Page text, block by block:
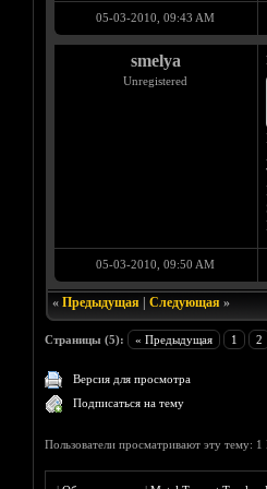
05-03-2010, 09:43 AM
smelya
Unregistered
05-03-2010, 09:50 AM
« Предыдущая| Следующая»
Страницы (5): « Предыдущая 1 2
Версия для просмотра
Подписаться на тему
Пользователи просматривают эту тему: 1